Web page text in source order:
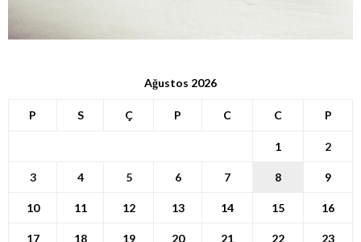
Ağustos 2026
P S Ç P C C P
1 2
3 4 5 6 7 8 9
10 11 12 13 14 15 16
17 18 19 20 21 22 23